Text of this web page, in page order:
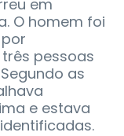
em
O homem foi
pessoas
as
e estava